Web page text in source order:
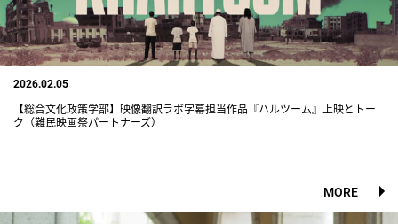
2026.02.05
【総合文化政策学部】映像翻訳ラボ字幕担当作品『ハルツーム』上映とトー
ク（難民映画祭パートナーズ）
MORE